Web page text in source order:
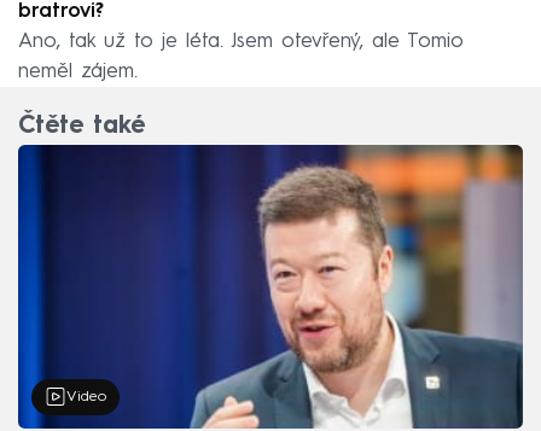
bratrovi?
Ano, tak už to je léta. Jsem otevřený, ale Tomio
neměl zájem.
Čtěte také
Video